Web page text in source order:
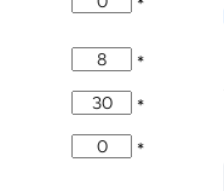
*
*
*